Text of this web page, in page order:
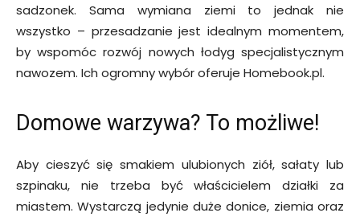
sadzonek. Sama wymiana ziemi to jednak nie
wszystko – przesadzanie jest idealnym momentem,
by wspomóc rozwój nowych łodyg specjalistycznym
nawozem. Ich ogromny wybór oferuje Homebook.pl.
Domowe warzywa? To możliwe!
Aby cieszyć się smakiem ulubionych ziół, sałaty lub
szpinaku, nie trzeba być właścicielem działki za
miastem. Wystarczą jedynie duże donice, ziemia oraz